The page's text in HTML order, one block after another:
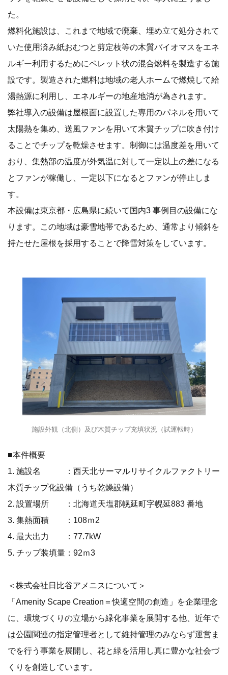
た。
燃料化施設は、これまで地域で廃棄、埋め立て処分されて
いた使用済み紙おむつと剪定枝等の木質バイオマスをエネ
ルギー利用するためにペレット状の混合燃料を製造する施
設です。製造された燃料は地域の老人ホームで燃焼して給
湯熱源に利用し、エネルギーの地産地消が為されます。
弊社導入の設備は屋根面に設置した専用のパネルを用いて
太陽熱を集め、送風ファンを用いて木質チップに吹き付け
ることでチップを乾燥させます。制御には温度差を用いて
おり、集熱部の温度が外気温に対して一定以上の差になる
とファンが稼働し、一定以下になるとファンが停止しま
す。
本設備は東京都・広島県に続いて国内3 事例目の設備にな
ります。この地域は豪雪地帯であるため、通常より傾斜を
持たせた屋根を採用することで降雪対策をしています。
施設外観（北側）及び木質チップ充填状況（試運転時）
■本件概要
1. 施設名 ：西天北サーマルリサイクルファクトリー
木質チップ化設備（うち乾燥設備）
2. 設置場所 ：北海道天塩郡幌延町字幌延883 番地
3. 集熱面積 ：108ｍ2
4. 最大出力 ：77.7kW
5. チップ装填量：92ｍ3
＜株式会社日比谷アメニスについて＞
「Amenity Scape Creation＝快適空間の創造」を企業理念
に、環境づくりの立場から緑化事業を展開する他、近年で
は公園関連の指定管理者として維持管理のみならず運営ま
でを行う事業を展開し、花と緑を活用し真に豊かな社会づ
くりを創造しています。